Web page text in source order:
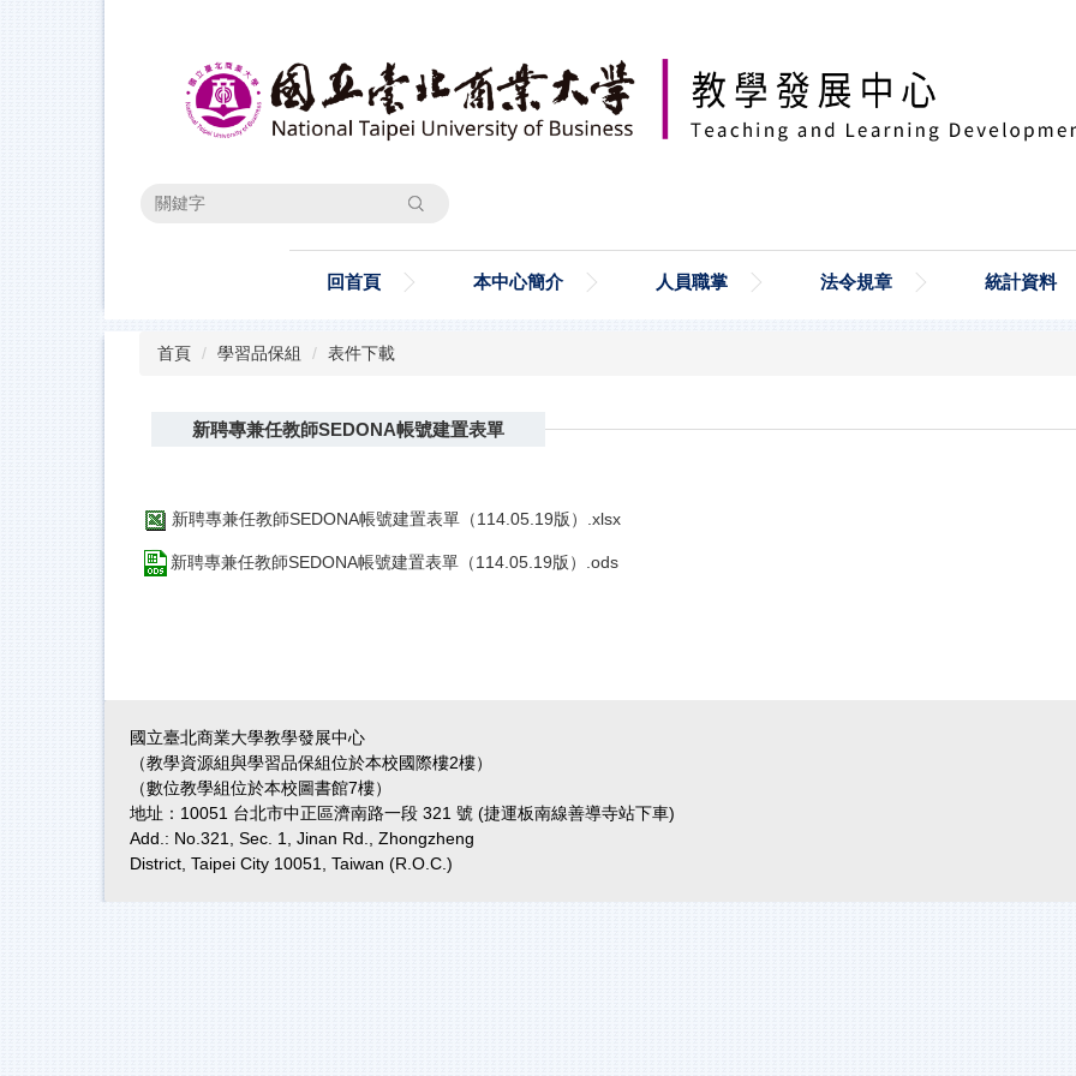
搜尋
回首頁 本中心簡介 人員職掌 法令規章 統計資料
首頁 學習品保組 表件下載
新聘專兼任教師SEDONA帳號建置表單
新聘專兼任教師SEDONA帳號建置表單（114.05.19版）.xlsx
新聘專兼任教師SEDONA帳號建置表單（114.05.19版）.ods
國立臺北商業大學教學發展中心
（教學資源組與學習品保組位於本校國際樓2樓）
（數位教學組位於本校圖書館7樓）
地址：10051 台北市中正區濟南路一段 321 號 (捷運板南線善導寺站下車)
Add.: No.321, Sec. 1, Jinan Rd., Zhongzheng
District, Taipei City 10051, Taiwan (R.O.C.)